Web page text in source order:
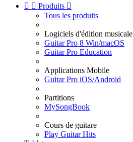
  Produits 
Tous les produits
Logiciels d'édition musicale
Guitar Pro 8 Win/macOS
Guitar Pro Education
Applications Mobile
Guitar Pro iOS/Android
Partitions
MySongBook
Cours de guitare
Play Guitar Hits